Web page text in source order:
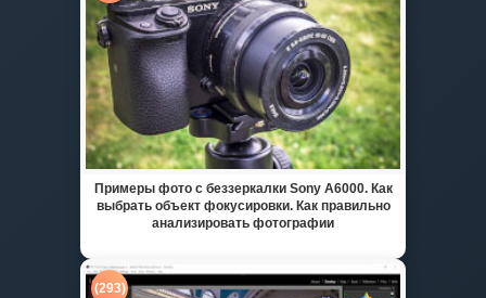
Примеры фото с беззеркалки Sony A6000. Как
выбрать объект фокусировки. Как правильно
анализировать фотографии
(293)